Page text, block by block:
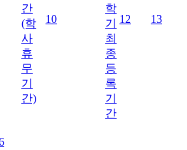
간
(학
사
휴
무
기
간)
10
학
기
최
종
등
록
기
간
12 13